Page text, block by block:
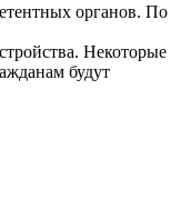
органов. По
Некоторые
будут